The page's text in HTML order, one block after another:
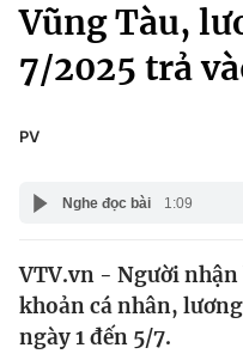
Xã hội
Tin tức
Thế giới đó đây
Kinh tế
Văn hóa - Giải trí
Y tế
Đời sống
Vũng Tàu,
7/2025 trả
PV
Nghe đọc bài 1:09
VTV.vn - Người
khoản cá nhân,
ngày 1 đến 5/7.